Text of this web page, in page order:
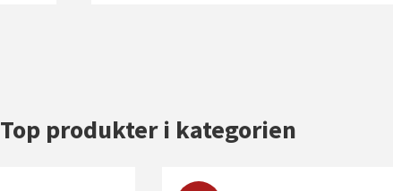
Top produkter i kategorien